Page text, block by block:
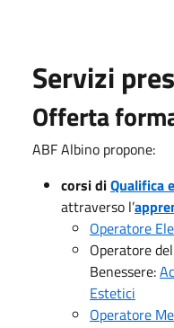
Servizi
Offerta
ABF Albino propone:
corsi diQualifica
attraverso l’
Operatore
Operatore del
Benessere:
Estetici
Operatore